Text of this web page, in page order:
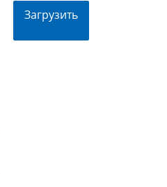
Загрузить